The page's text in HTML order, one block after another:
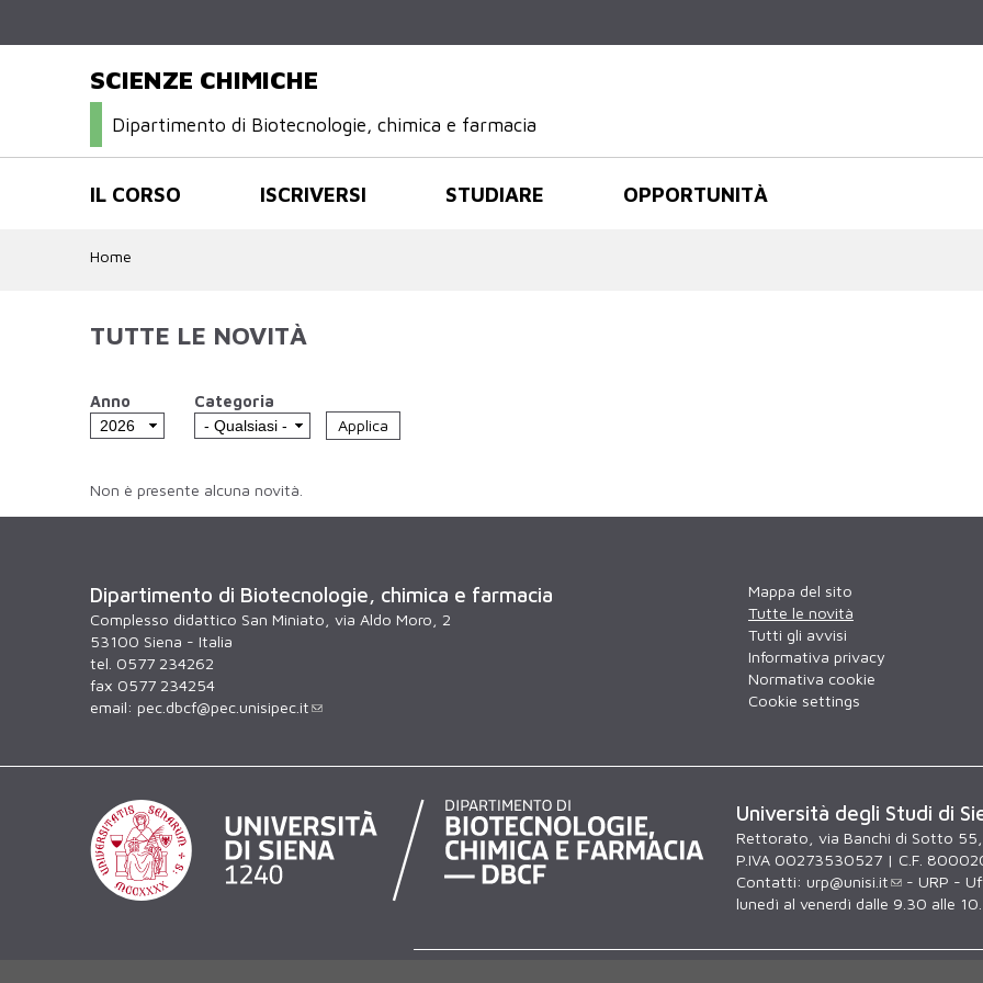
SCIENZE CHIMICHE
Dipartimento di Biotecnologie, chimica e farmacia
IL CORSO ISCRIVERSI STUDIARE OPPORTUNITÀ
Home
TUTTE LE NOVITÀ
Anno Categoria
Non è presente alcuna novità.
Dipartimento di Biotecnologie, chimica e farmacia
Complesso didattico San Miniato, via Aldo Moro, 2
53100 Siena - Italia
tel. 0577 234262
fax 0577 234254
email: pec.dbcf@pec.unisipec.it
Mappa del sito
Tutte le novità
Tutti gli avvisi
Informativa privacy
Normativa cookie
Cookie settings
Università degli Studi di
Rettorato, via Banchi di Sotto 55,
P.IVA 00273530527 | C.F.
Contatti: urp@unisi.it
- URP -
lunedì al venerdì dalle 9.30 alle